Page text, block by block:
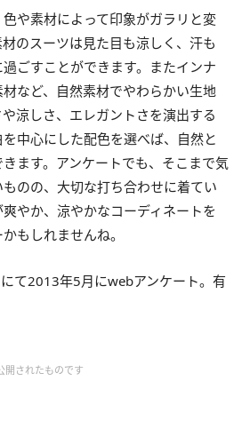
や素材によって印象がガラリと変
のスーツは見た目も涼しく、汗も
ごすことができます。またインナ
など、自然素材でやわらかい生地
涼しさ、エレガントさを演出する
中心にした配色を選べば、自然と
ます。アンケートでも、そこまで気
のの、大切な打ち合わせに着てい
やか、涼やかなコーディネートを
もしれませんね。
て2013年5月にwebアンケート。有
開されたものです